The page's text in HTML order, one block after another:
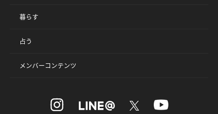
暮らす
占う
メンバーコンテンツ